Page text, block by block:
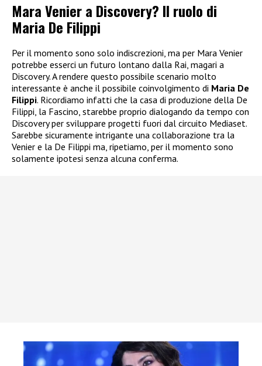
Mara Venier a Discovery? Il ruolo di
Maria De Filippi
Per il momento sono solo indiscrezioni, ma per Mara Venier
potrebbe esserci un futuro lontano dalla Rai, magari a
Discovery. A rendere questo possibile scenario molto
interessante è anche il possibile coinvolgimento di Maria De
Filippi. Ricordiamo infatti che la casa di produzione della De
Filippi, la Fascino, starebbe proprio dialogando da tempo con
Discovery per sviluppare progetti fuori dal circuito Mediaset.
Sarebbe sicuramente intrigante una collaborazione tra la
Venier e la De Filippi ma, ripetiamo, per il momento sono
solamente ipotesi senza alcuna conferma.